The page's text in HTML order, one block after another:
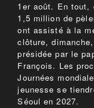
1er août. En tout,
1,5 million de
ont assisté à la
clôture, dimanche,
présidée par le
François. Les
Journées
jeunesse se
Séoul en 2027.